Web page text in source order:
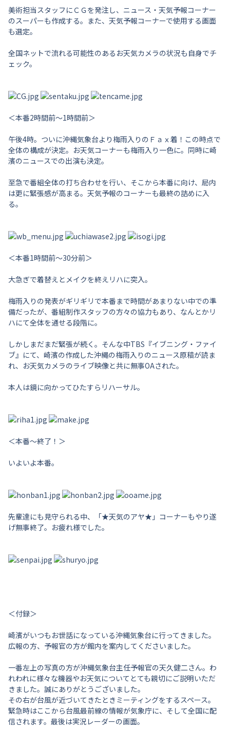
美術担当スタッフにＣＧを発注し、ニュース・天気予報コーナー
のスーパーも作成する。また、天気予報コーナーで使用する画面
も選定。
全国ネットで流れる可能性のあるお天気カメラの状況も自身でチ
ェック。
＜本番2時間前～1時間前＞
午後4時。ついに沖縄気象台より梅雨入りのＦａｘ着！この時点で
全体の構成が決定。お天気コーナーも梅雨入り一色に。同時に崎
濱のニュースでの出演も決定。
至急で番組全体の打ち合わせを行い、そこから本番に向け、局内
は更に緊張感が高まる。天気予報のコーナーも最終の詰めに入
る。
＜本番1時間前～30分前＞
大急ぎで着替えとメイクを終えリハに突入。
梅雨入りの発表がギリギリで本番まで時間があまりない中での準
備だったが、番組制作スタッフの方々の協力もあり、なんとかリ
ハにて全体を通せる段階に。
しかしまだまだ緊張が続く。そんな中TBS『イブニング・ファイ
ブ』にて、崎濱の作成した沖縄の梅雨入りのニュース原稿が読ま
れ、お天気カメラのライブ映像と共に無事OAされた。
本人は鏡に向かってひたすらリハーサル。
＜本番～終了！＞
いよいよ本番。
先輩達にも見守られる中、「★天気のアヤ★」コーナーもやり遂
げ無事終了。お疲れ様でした。
＜付録＞
崎濱がいつもお世話になっている沖縄気象台に行ってきました。
広報の方、予報官の方が館内を案内してくださいました。
一番左上の写真の方が沖縄気象台主任予報官の天久健二さん。わ
れわれに様々な機器やお天気についてとても親切にご説明いただ
きました。誠にありがとうございました。
その右が台風が近づいてきたときミーティングをするスペース。
緊急時はここから台風最前線の情報が気象庁に、そして全国に配
信されます。最後は実況レーダーの画面。